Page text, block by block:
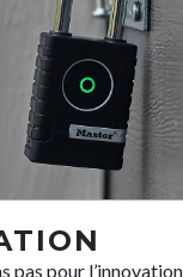
pas pour